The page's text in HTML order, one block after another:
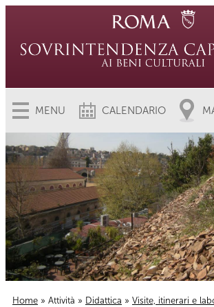
MENU CALENDARIO
Home » Attività » Didattica » Visite, itinerari e